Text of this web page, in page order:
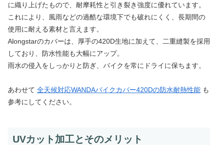
に織り上げたもので、耐摩耗性と引き裂き強度に優れています。
これにより、風雨などの過酷な環境下でも破れにくく、長期間の
使用に耐える素材と言えます。
Alongstarのカバーは、厚手の420D生地に加えて、二重縫製を採用
しており、防水性能も大幅にアップ。
雨水の侵入をしっかりと防ぎ、バイクを常にドライに保ちます。
あわせて 全天候対応WANDAバイクカバー420Dの防水耐熱性能 も
参考にしてください。
UVカット加工とそのメリット